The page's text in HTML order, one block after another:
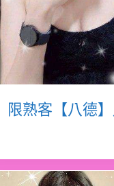
限熟客【八德